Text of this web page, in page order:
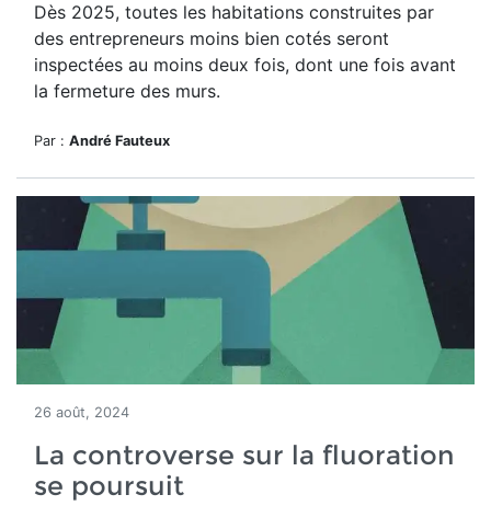
Dès 2025, toutes les habitations construites par
des entrepreneurs moins bien cotés seront
inspectées au moins deux fois, dont une fois avant
la fermeture des murs.
Par : André Fauteux
26 août, 2024
La controverse sur la fluoration
se poursuit